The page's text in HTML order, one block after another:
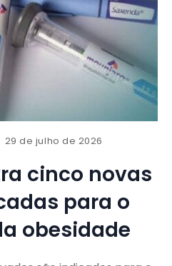
29 de julho de 2026
cinco novas
para o
obesidade